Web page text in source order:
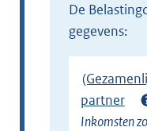
e
l
i
de Belastingdienst ontvangt de volgende
gegevens:
partner
Inkomsten